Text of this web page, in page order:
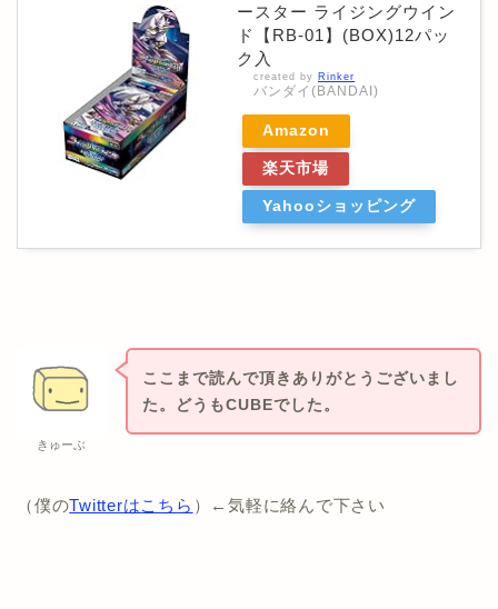
ースター ライジングウイン
ド【RB-01】(BOX)12パッ
ク入
created by Rinker
バンダイ(BANDAI)
Amazon
楽天市場
Yahooショッピング
きゅーぶ
ここまで読んで頂きありがとうございまし
た。どうもCUBEでした。
（僕のTwitterはこちら ）←気軽に絡んで下さい